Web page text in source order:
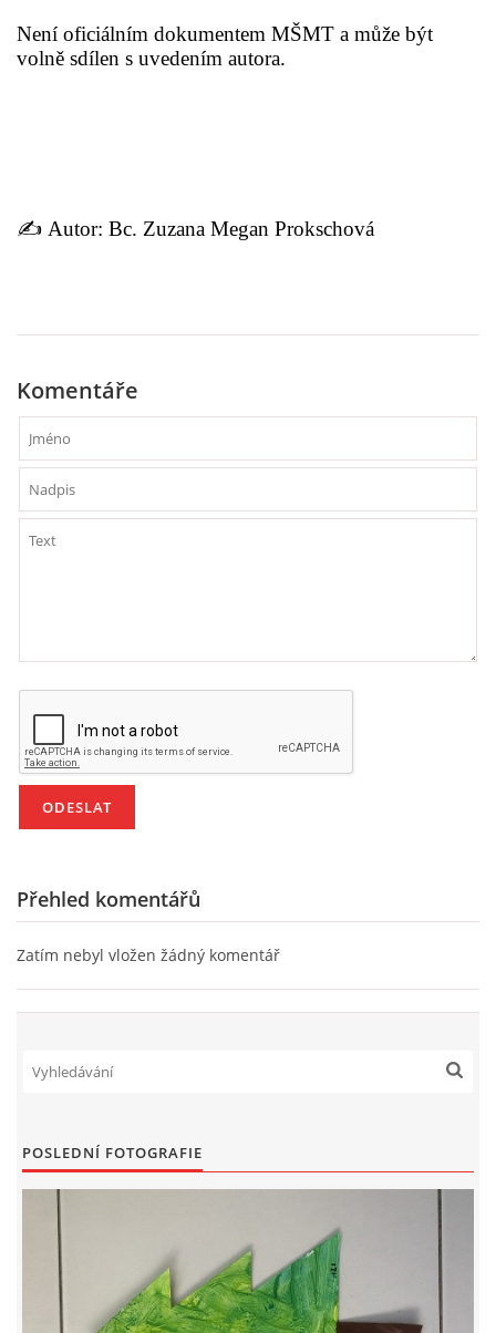
Není oficiálním dokumentem MŠMT a může být
volně sdílen s uvedením autora.
✍️ Autor: Bc. Zuzana Megan Prokschová
Komentáře
Přehled komentářů
Zatím nebyl vložen žádný komentář
POSLEDNÍ FOTOGRAFIE